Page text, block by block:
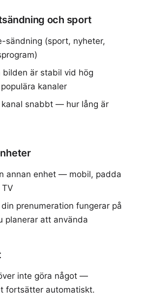
och sport
sändning (sport, nyheter,
bilden är stabil vid hög
kanaler
snabbt — hur lång är
annan enhet — mobil, padda
prenumeration fungerar på
planerar att använda
inte göra något —
fortsätter automatiskt.